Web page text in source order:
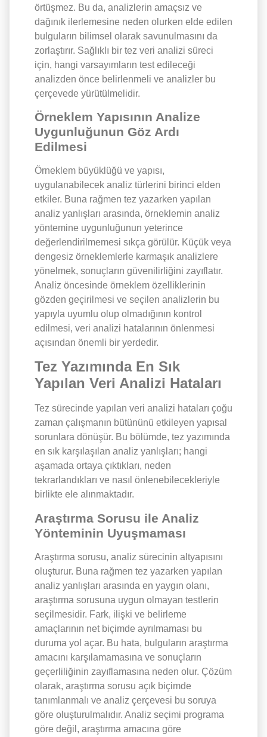
örtüşmez. Bu da, analizlerin amaçsız ve
dağınık ilerlemesine neden olurken elde edilen
bulguların bilimsel olarak savunulmasını da
zorlaştırır. Sağlıklı bir tez veri analizi süreci
için, hangi varsayımların test edileceği
analizden önce belirlenmeli ve analizler bu
çerçevede yürütülmelidir.
Örneklem Yapısının Analize
Uygunluğunun Göz Ardı
Edilmesi
Örneklem büyüklüğü ve yapısı,
uygulanabilecek analiz türlerini birinci elden
etkiler. Buna rağmen tez yazarken yapılan
analiz yanlışları arasında, örneklemin analiz
yöntemine uygunluğunun yeterince
değerlendirilmemesi sıkça görülür. Küçük veya
dengesiz örneklemlerle karmaşık analizlere
yönelmek, sonuçların güvenilirliğini zayıflatır.
Analiz öncesinde örneklem özelliklerinin
gözden geçirilmesi ve seçilen analizlerin bu
yapıyla uyumlu olup olmadığının kontrol
edilmesi, veri analizi hatalarının önlenmesi
açısından önemli bir yerdedir.
Tez Yazımında En Sık
Yapılan Veri Analizi Hataları
Tez sürecinde yapılan veri analizi hataları çoğu
zaman çalışmanın bütününü etkileyen yapısal
sorunlara dönüşür. Bu bölümde, tez yazımında
en sık karşılaşılan analiz yanlışları; hangi
aşamada ortaya çıktıkları, neden
tekrarlandıkları ve nasıl önlenebilecekleriyle
birlikte ele alınmaktadır.
Araştırma Sorusu ile Analiz
Yönteminin Uyuşmaması
Araştırma sorusu, analiz sürecinin altyapısını
oluşturur. Buna rağmen tez yazarken yapılan
analiz yanlışları arasında en yaygın olanı,
araştırma sorusuna uygun olmayan testlerin
seçilmesidir. Fark, ilişki ve belirleme
amaçlarının net biçimde ayrılmaması bu
duruma yol açar. Bu hata, bulguların araştırma
amacını karşılamamasına ve sonuçların
geçerliliğinin zayıflamasına neden olur. Çözüm
olarak, araştırma sorusu açık biçimde
tanımlanmalı ve analiz çerçevesi bu soruya
göre oluşturulmalıdır. Analiz seçimi programa
göre değil, araştırma amacına göre